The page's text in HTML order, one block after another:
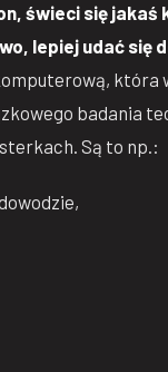
świeci się
lepiej udać się
która
badania
Są to np.: